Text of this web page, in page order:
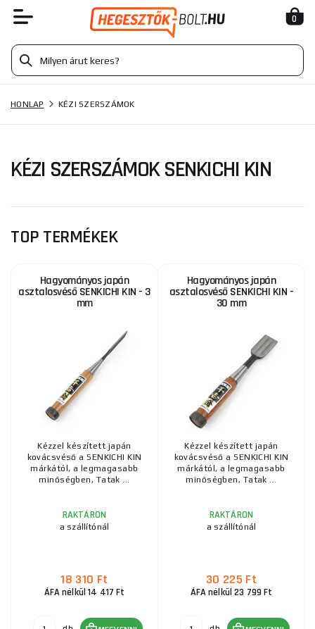
0
HONLAP KÉZI SZERSZÁMOK
KÉZI SZERSZÁMOK SENKICHI KIN
TOP TERMÉKEK
Hagyományos japán
asztalosvéső SENKICHI KIN - 3
mm
Kézzel készített japán
kovácsvéső a SENKICHI KIN
márkától, a legmagasabb
minőségben, Tatak ...
RAKTÁRON
a szállítónál
18 310 Ft
ÁFA nélkül 14 417 Ft
Hagyományos japán
asztalosvéső SENKICHI KIN -
30 mm
Kézzel készített japán
kovácsvéső a SENKICHI KIN
márkától, a legmagasabb
minőségben, Tatak ...
RAKTÁRON
a szállítónál
30 225 Ft
ÁFA nélkül 23 799 Ft